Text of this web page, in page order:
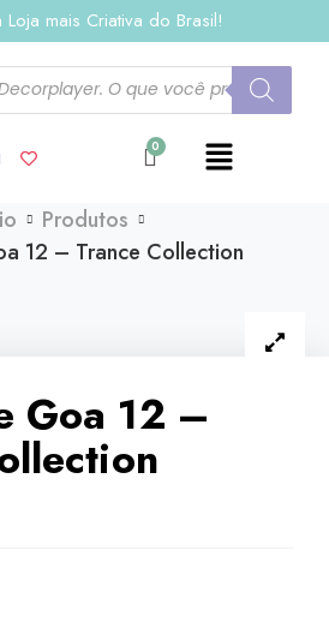
Loja mais Criativa do Brasil!
Produtos
12 – Trance Collection
Goa 12 –